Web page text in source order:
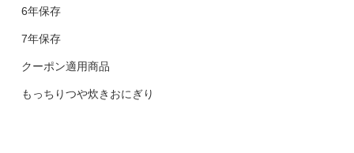
6年保存
7年保存
クーポン適用商品
もっちりつや炊きおにぎり